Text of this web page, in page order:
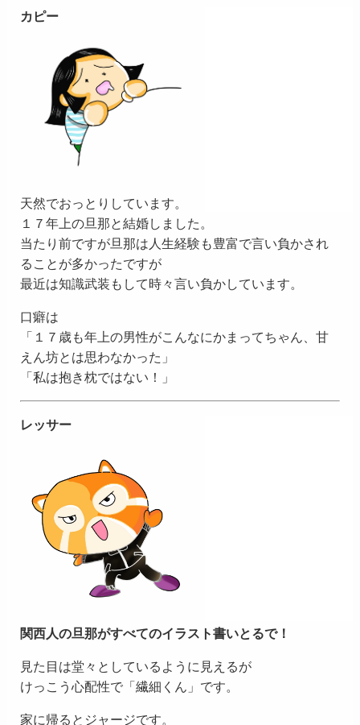
カピー
天然でおっとりしています。
１７年上の旦那と結婚しました。
当たり前ですが旦那は人生経験も豊富で言い負かされ
ることが多かったですが
最近は知識武装もして時々言い負かしています。
口癖は
「１７歳も年上の男性がこんなにかまってちゃん、甘
えん坊とは思わなかった」
「私は抱き枕ではない！」
レッサー
関西人の旦那がすべてのイラスト書いとるで！
見た目は堂々としているように見えるが
けっこう心配性で「繊細くん」です。
家に帰るとジャージです。